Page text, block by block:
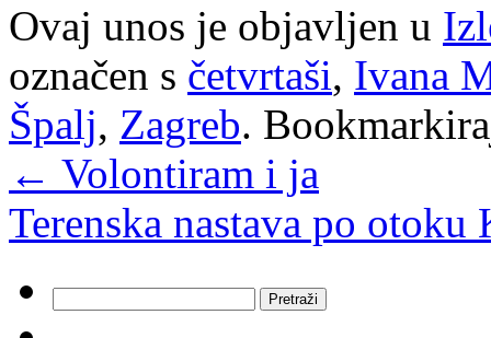
Ovaj unos je objavljen u
označen s četvrtaši, Ivana
Špalj, Zagreb.
← Volontiram i ja
Terenska nastava po